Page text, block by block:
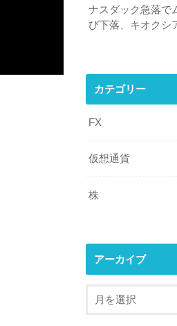
ナスダック急落で
び下落、キオクシ
カテゴリー
FX
仮想通貨
株
アーカイブ